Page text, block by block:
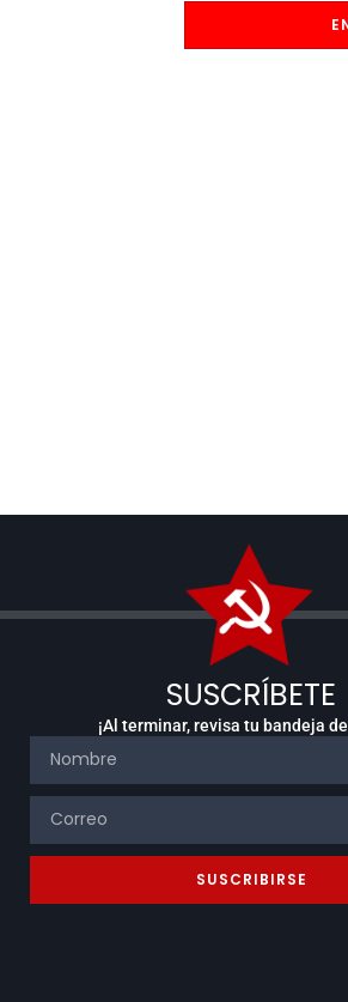
SUSCRÍBETE
¡Al terminar, revisa tu bandeja
SUSCRIBIRSE